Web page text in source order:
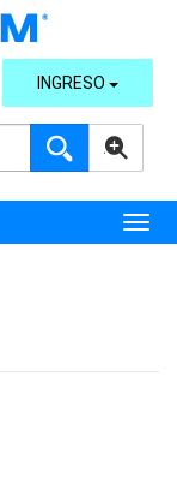
AVANZADA
INGRESO